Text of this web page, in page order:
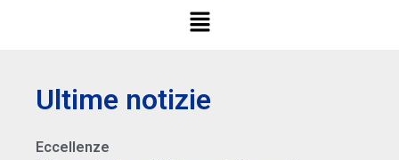
Ultime notizie
Eccellenze